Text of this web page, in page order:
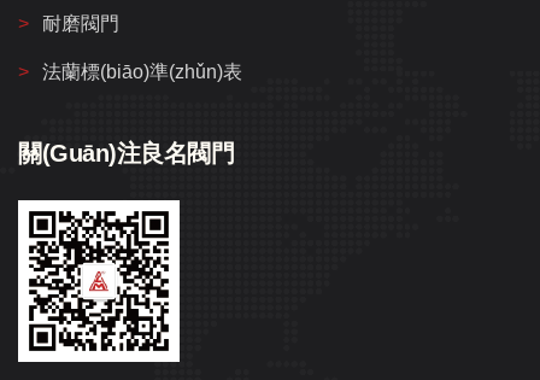
耐磨閥門
法蘭標(biāo)準(zhǔn)表
關(guān)注良名閥門